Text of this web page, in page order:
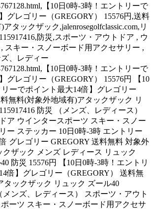
【10日0時-3時！エントリーで
グレゴリー（GREGORY） 15576円,送料
タックザック,jalenrosegolfclassic.com,リ
防災,スポーツ・アウトドア , ウ
スキー・スノーボード用アクセサリー ,
、レディー
【10日0時-3時！エントリーで
グレゴリー（GREGORY） 15576円 【10
ーでポイント最大14倍】グレゴリー
料無料(対象外地域有)アタックザック リ
防災 （メンズ、レディース）
ア ウインタースポーツ スキー・スノー
ー ステッカー 10日0時-3時 エントリー
グレゴリー GREGORY 送料無料 対象外
ザック メンズ レディース リュック
防災 15576円 【10日0時-3時！エントリ
倍】グレゴリー（GREGORY） 送料無
タックザック リュック ズール40
メンズ、レディース） スポーツ・アウト
ーツ スキー・スノーボード用アクセサ